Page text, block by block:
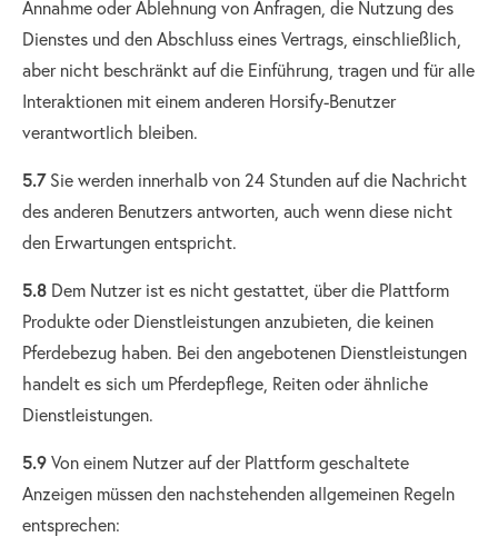
Annahme oder Ablehnung von Anfragen, die Nutzung des
Dienstes und den Abschluss eines Vertrags, einschließlich,
aber nicht beschränkt auf die Einführung, tragen und für alle
Interaktionen mit einem anderen Horsify-Benutzer
verantwortlich bleiben.
5.7Sie werden innerhalb von 24 Stunden auf die Nachricht
des anderen Benutzers antworten, auch wenn diese nicht
den Erwartungen entspricht.
5.8 Dem Nutzer ist es nicht gestattet, über die Plattform
Produkte oder Dienstleistungen anzubieten, die keinen
Pferdebezug haben. Bei den angebotenen Dienstleistungen
handelt es sich um Pferdepflege, Reiten oder ähnliche
Dienstleistungen.
5.9Von einem Nutzer auf der Plattform geschaltete
Anzeigen müssen den nachstehenden allgemeinen Regeln
entsprechen: